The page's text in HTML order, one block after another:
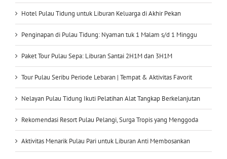
Hotel Pulau Tidung untuk Liburan Keluarga di Akhir Pekan
Penginapan di Pulau Tidung: Nyaman tuk 1 Malam s/d 1 Minggu
Paket Tour Pulau Sepa: Liburan Santai 2H1M dan 3H1M
Tour Pulau Seribu Periode Lebaran | Tempat & Aktivitas Favorit
Nelayan Pulau Tidung Ikuti Pelatihan Alat Tangkap Berkelanjutan
Rekomendasi Resort Pulau Pelangi, Surga Tropis yang Menggoda
Aktivitas Menarik Pulau Pari untuk Liburan Anti Membosankan